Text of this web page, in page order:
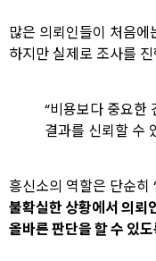
많은 의뢰인들이 처음
하지만 실제로 조사를
“비용보다 중요한
결과를 신뢰할 수
흥신소의 역할은 단순히
불확실한 상황에서 의뢰
올바른 판단을 할 수 있